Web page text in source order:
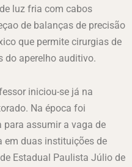
luz fria com cabos
de balanças de precisão
que permite cirurgias de
do aperelho auditivo.
iniciou-se já na
Na época foi
assumir a vaga de
em duas instituições de
Estadual Paulista Júlio de